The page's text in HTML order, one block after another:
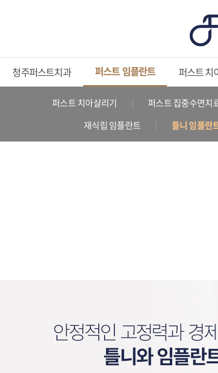
청주퍼스트치과 퍼스트 임플란트 퍼스트 치
퍼스트 치아살리기
퍼스트 집중수면치
재식립 임플란트
틀니 임플란